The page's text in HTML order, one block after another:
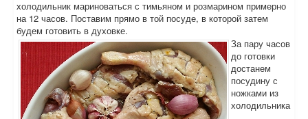
холодильник мариноваться с тимьяном и розмарином примерно
на 12 часов. Поставим прямо в той посуде, в которой затем
будем готовить в духовке.
За пару часов
до готовки
достанем
посудину с
ножками из
холодильника